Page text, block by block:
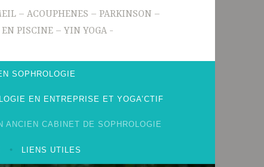
– ACOUPHENES – PARKINSON –
PISCINE – YIN YOGA
SOPHROLOGIE
EN ENTREPRISE ET YOGA’CTIF
ANCIEN CABINET DE SOPHROLOGIE
LIENS UTILES